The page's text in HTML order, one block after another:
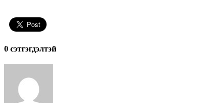
0 cэтгэгдэлтэй